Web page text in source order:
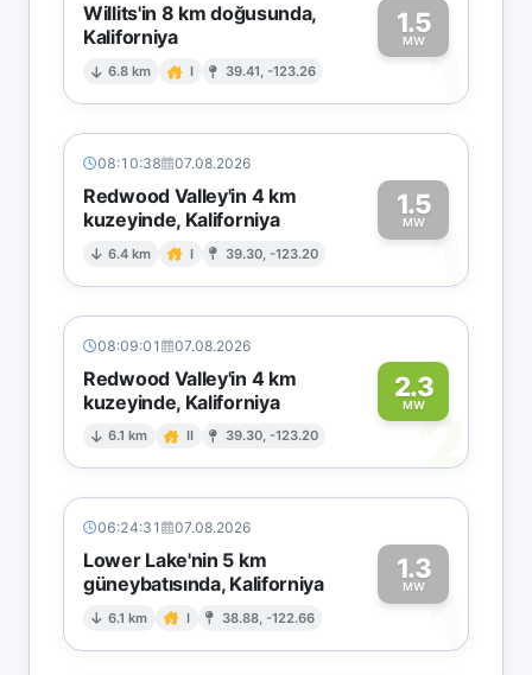
Willits'in 8 km doğusunda,
Kaliforniya
6.8 km I 39.41, -123.26
1.5
MW1
08:10:38 07.08.2026
Redwood Valley'in 4 km
kuzeyinde, Kaliforniya
6.4 km I 39.30, -123.20
1.5
MW1
08:09:01 07.08.2026
Redwood Valley'in 4 km
kuzeyinde, Kaliforniya
6.1 km II 39.30, -123.20
2.3
MW2
06:24:31 07.08.2026
Lower Lake'nin 5 km
güneybatısında, Kaliforniya
6.1 km I 38.88, -122.66
1.3
MW1